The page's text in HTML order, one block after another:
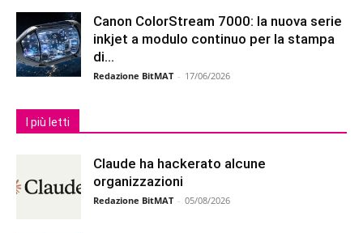
Canon ColorStream 7000: la nuova serie
inkjet a modulo continuo per la stampa
di...
Redazione BitMAT - 17/06/2026
I più letti
Claude ha hackerato alcune
organizzazioni
Redazione BitMAT - 05/08/2026